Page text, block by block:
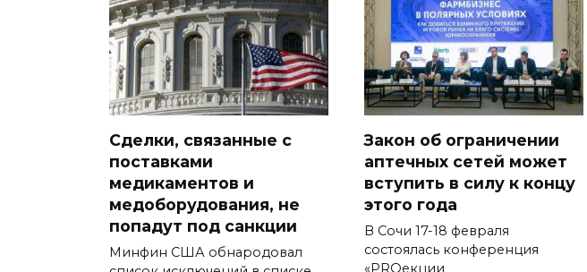
Сделки, связанные с
поставками
медикаментов и
медоборудования, не
попадут под санкции
Минфин США обнародовал
Закон об ограничении
аптечных сетей может
вступить в силу к концу
этого года
В Сочи 17-18 февраля
состоялась конференция
«PROекции